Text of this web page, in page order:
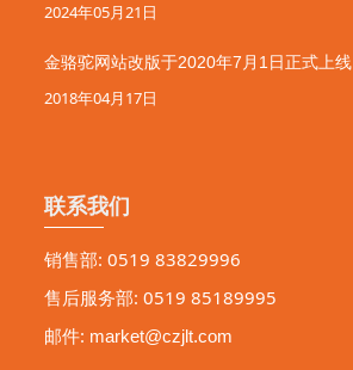
2024年05月21日
金骆驼网站改版于2020年7月1日正式上线
2018年04月17日
联系我们
销售部: 0519 83829996
售后服务部: 0519 85189995
邮件: market@czjlt.com